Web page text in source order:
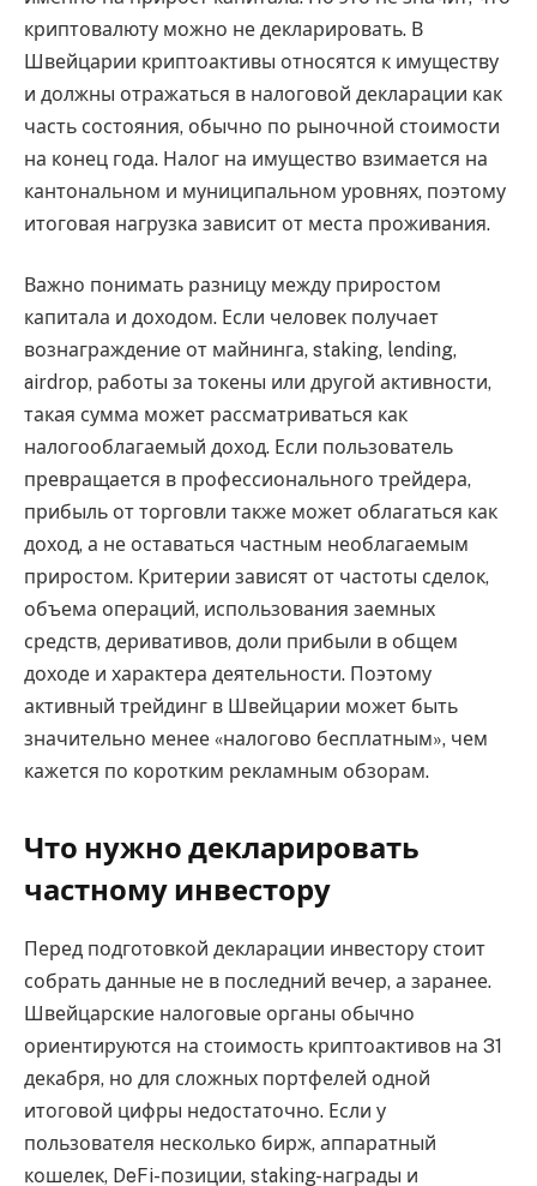
криптовалюту можно не декларировать. В
Швейцарии криптоактивы относятся к имуществу
и должны отражаться в налоговой декларации как
часть состояния, обычно по рыночной стоимости
на конец года. Налог на имущество взимается на
кантональном и муниципальном уровнях, поэтому
итоговая нагрузка зависит от места проживания.
Важно понимать разницу между приростом
капитала и доходом. Если человек получает
вознаграждение от майнинга, staking, lending,
airdrop, работы за токены или другой активности,
такая сумма может рассматриваться как
налогооблагаемый доход. Если пользователь
превращается в профессионального трейдера,
прибыль от торговли также может облагаться как
доход, а не оставаться частным необлагаемым
приростом. Критерии зависят от частоты сделок,
объема операций, использования заемных
средств, деривативов, доли прибыли в общем
доходе и характера деятельности. Поэтому
активный трейдинг в Швейцарии может быть
значительно менее «налогово бесплатным», чем
кажется по коротким рекламным обзорам.
Что нужно декларировать
частному инвестору
Перед подготовкой декларации инвестору стоит
собрать данные не в последний вечер, а заранее.
Швейцарские налоговые органы обычно
ориентируются на стоимость криптоактивов на 31
декабря, но для сложных портфелей одной
итоговой цифры недостаточно. Если у
пользователя несколько бирж, аппаратный
кошелек, DeFi-позиции, staking-награды и